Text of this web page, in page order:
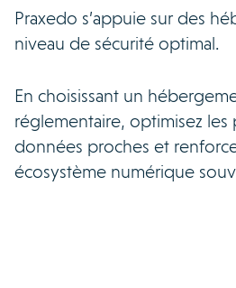
Praxedo s’appuie sur des
niveau de sécurité optimal.
En choisissant un
réglementaire, optimisez
données proches et
écosystème numérique